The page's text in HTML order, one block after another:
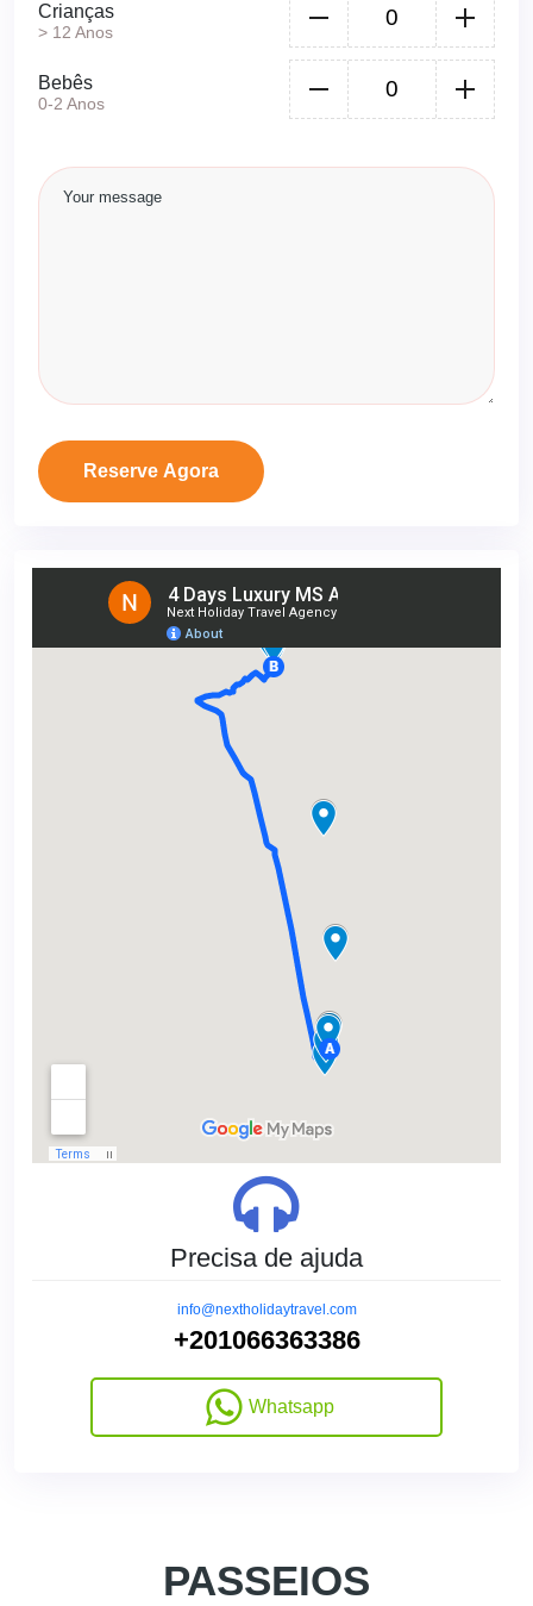
Crianças
> 12 Anos
Bebês
0-2 Anos
Reserve Agora
Precisa de ajuda
info@nextholidaytravel.com
+201066363386
Whatsapp
PASSEIOS